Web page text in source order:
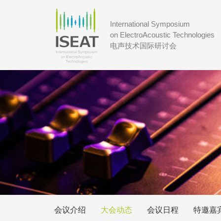
International Symposium
on ElectroAcoustic Technologies
电声技术国际研讨会
会议介绍 大会动态 会议日程 特邀嘉